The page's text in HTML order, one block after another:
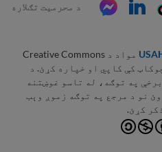
د محرمیت تګلاره
مواد د Creative Commons
کې کاپي او خپاره کړئ. د
په توګه، له تاسو غوښتنه
نو د مرجع په توګه زموږ وېب
کړئ.